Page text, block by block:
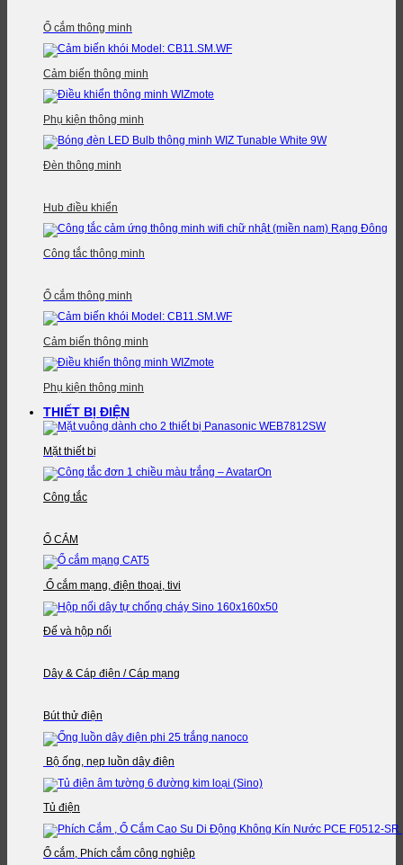
Ổ cắm thông minh
Cảm biến thông minh
Phụ kiện thông minh
Đèn thông minh
Hub điều khiển
Công tắc thông minh
Ổ cắm thông minh
Cảm biến thông minh
Phụ kiện thông minh
THIẾT BỊ ĐIỆN
Mặt thiết bị
Công tắc
Ổ CẮM
Ổ cắm mạng, điện thoại, tivi
Đế và hộp nối
Dây & Cáp điện / Cáp mạng
Bút thử điện
Bộ ống, nẹp luồn dây điện
Tủ điện
Ổ cắm, Phích cắm công nghiệp